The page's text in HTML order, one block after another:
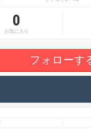
0
お気に入り
フォローす